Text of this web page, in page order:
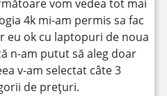
vom vedea tot mai
4k mi-am permis sa fac
eu ok cu laptopuri de noua
n-am putut să aleg doar
v-am selectat câte 3
de prețuri.